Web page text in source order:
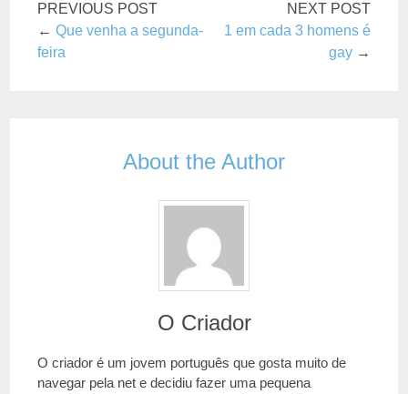
PREVIOUS POST
←Que venha a segunda-
feira
NEXT POST
1 em cada 3 homens é
gay→
About the Author
O Criador
O criador é um jovem português que gosta muito de
navegar pela net e decidiu fazer uma pequena